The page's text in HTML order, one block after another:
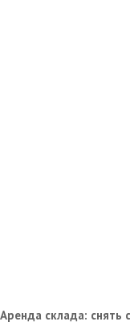
Аренда склада: снять